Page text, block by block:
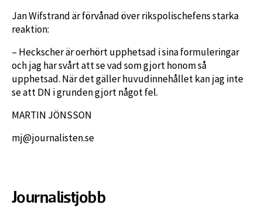
Jan Wifstrand är förvånad över rikspolischefens starka
reaktion:
– Heckscher är oerhört upphetsad i sina formuleringar
och jag har svårt att se vad som gjort honom så
upphetsad. När det gäller huvudinnehållet kan jag inte
se att DN i grunden gjort något fel.
MARTIN JÖNSSON
mj@journalisten.se
Journalistjobb